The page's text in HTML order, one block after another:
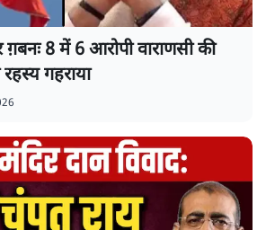
ग़बनः 8 में 6 आरोपी वाराणसी की
गहराया